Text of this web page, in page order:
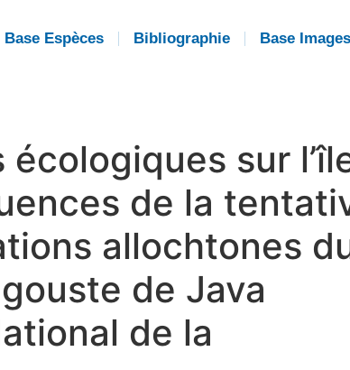
Base Espèces Bibliographie Base Images
sur
de la
allochtones
de Java
de la